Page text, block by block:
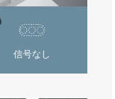
信号なし